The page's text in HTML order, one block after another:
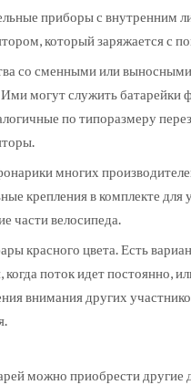
приборы с внутренним
который заряжается с
со сменными или
Ими могут служить батарейки
по типоразмеру
многих
крепления в комплекте для
части велосипеда.
красного цвета. Есть
когда поток идет постоянно,
внимания других
можно приобрести другие